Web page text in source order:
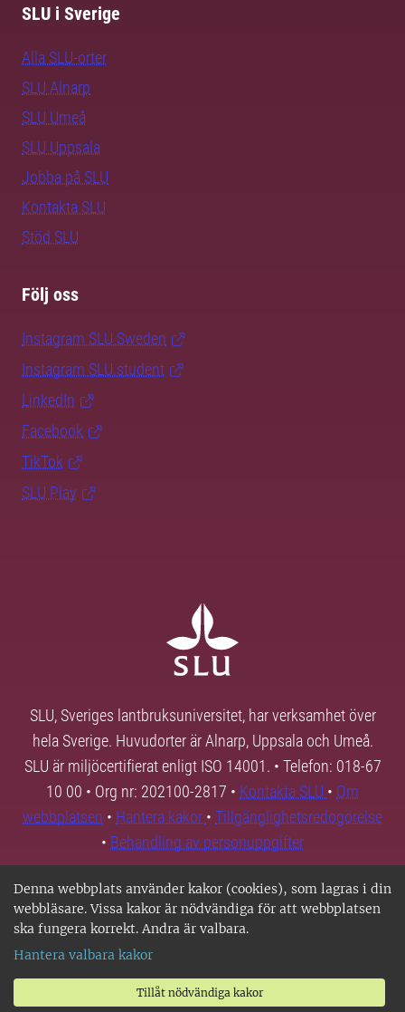
Denna webbplats använder kakor (cookies), som lagras i din
webbläsare. Vissa kakor är nödvändiga för att webbplatsen
ska fungera korrekt. Andra är valbara.
Hantera valbara kakor
Tillåt nödvändiga kakor
SLU i Sverige
Alla SLU-orter
SLU Alnarp
SLU Umeå
SLU Uppsala
Jobba på SLU
Kontakta SLU
Stöd SLU
Följ oss
Instagram SLU.Sweden
Instagram SLU.student
LinkedIn
Facebook
TikTok
SLU Play
SLU, Sveriges lantbruksuniversitet, har verksamhet över
hela Sverige. Huvudorter är Alnarp, Uppsala och Umeå.
SLU är miljöcertifierat enligt ISO 14001. • Telefon: 018-67
10 00 • Org nr: 202100-2817 • Kontakta SLU • Om
webbplatsen • Hantera kakor • Tillgänglighetsredogörelse
• Behandling av personuppgifter